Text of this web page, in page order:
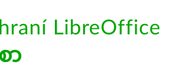
LibreOffice
ာ